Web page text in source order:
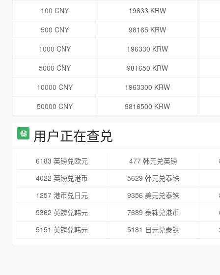
100 CNY
19633 KRW
500 CNY
98165 KRW
1000 CNY
196330 KRW
5000 CNY
981650 KRW
10000 CNY
1963300 KRW
50000 CNY
9816500 KRW
用户正在查兑
6183 英镑兑欧元 477 韩元兑英镑
4022 英镑兑港币
5629 韩元兑泰铢
1257 港币兑日元
9356 美元兑泰铢
5362 英镑兑韩元
7689 泰铢兑港币
5151 英镑兑韩元
5181 日元兑泰铢